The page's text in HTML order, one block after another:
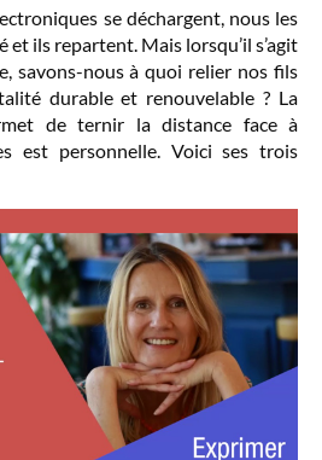
se déchargent, nous les
ils repartent. Mais lorsqu’il s’agit
savons-nous à quoi relier nos fils
durable et renouvelable ? La
de ternir la distance face à
est personnelle. Voici ses trois